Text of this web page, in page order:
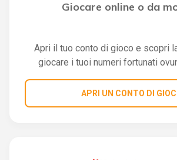
Giocare online o da
Apri il tuo conto di gioco e scopri
giocare i tuoi numeri fortunati
APRI UN CONTO DI